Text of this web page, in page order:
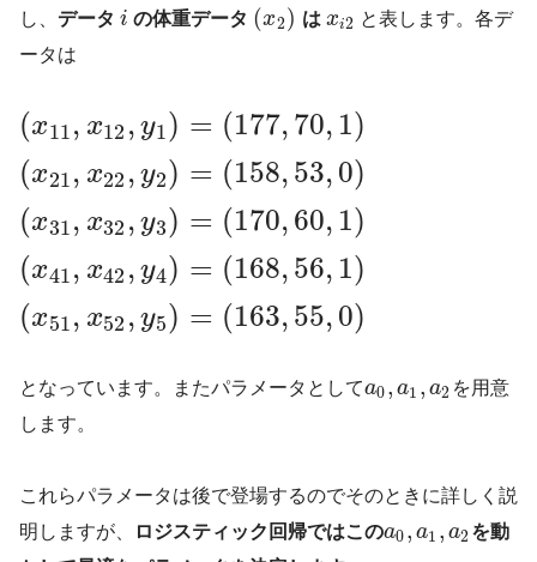
し、 データ i の体重データ (x2) は xi2 と表します。各デ
ータは
(x11, x12 , y1) = (177, 70, 1)
(x21, x22 , y2) = (158, 53, 0)
(x31, x32 , y3) = (170, 60, 1)
(x41, x42 , y4) = (168, 56, 1)
(x51, x52 , y5) = (163, 55, 0)
となっています。またパラメータとしてa0, a1 , a2 を用意
します。
これらパラメータは後で登場するのでそのときに詳しく説
明しますが、
ロジスティック回帰ではこのa0, a1 , a2 を動